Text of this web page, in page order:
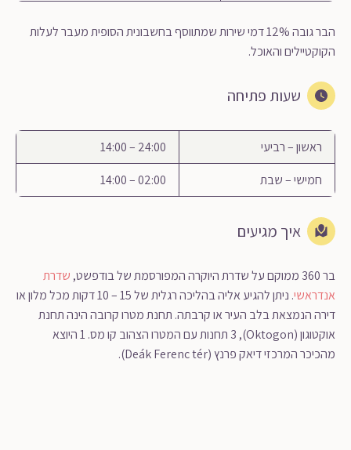
הבר גובה 12% דמי שירות שמתווסף בחשבונית הסופית מעבר לעלות
הקוקטיילים והאוכל.
שעות פתיחה
ראשון – רביעי
24:00 – 14:00
חמישי – שבת
02:00 – 14:00
איך מגיעים
בר 360 ממוקם על שדרת היוקרה המפורסמת של בודפשט,
שדרת
אנדראשי
. ניתן להגיע אליה בהליכה רגלית של 15 – 10 דקות מכל מלון או
דירה הנמצאת בלב העיר או קרבתה. תחנת מטרו קרובה הינה תחנת
אוקטוגון (Oktogon), 3 תחנות עם המטרו הצהוב קו מס. 1 היוצא
מהכיכר המרכזי דיאק פרנץ (Deák Ferenc tér).